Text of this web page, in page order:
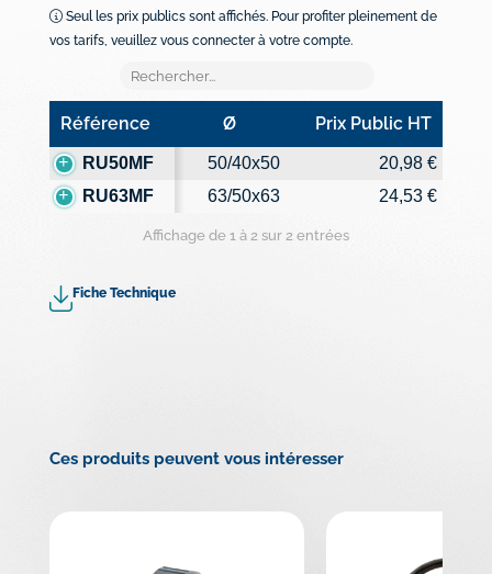
Seul les prix publics sont affichés. Pour profiter pleinement de
vos tarifs, veuillez vous connecter à votre compte.
Référence Ø Prix Public HT
Référence Ø Prix Public HT
RU50MF 50/40x50
20,98 €
RU63MF
63/50x63 24,53 €
Affichage de 1 à 2 sur 2 entrées
Fiche Technique
Ces produits peuvent vous intéresser